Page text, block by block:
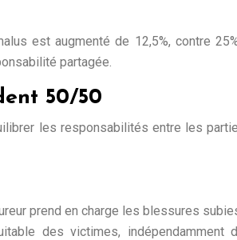
est augmenté de 12,5%, contre
partagée.
50/50
les responsabilités entre les
prend en charge les blessures
des victimes, indépendamment